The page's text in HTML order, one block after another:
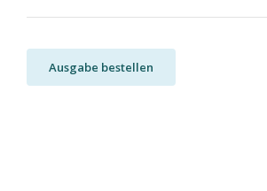
Ausgabe bestellen